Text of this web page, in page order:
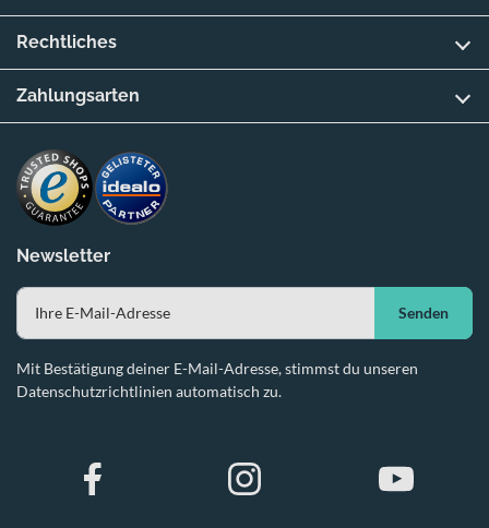
Newsletter
Senden
Mit Bestätigung deiner E-Mail-Adresse, stimmst du unseren
Datenschutzrichtlinien automatisch zu.
Rechtliches
Zahlungsarten